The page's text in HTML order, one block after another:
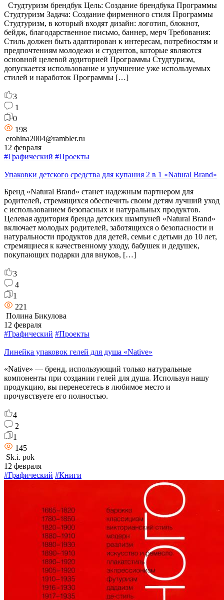
Студтуризм брендбук Цель: Создание брендбука Программы
Студтуризм Задача: Создание фирменного стиля Программы
Студтуризм, в который входят дизайн: логотип, блокнот,
бейдж, благодарственное письмо, баннер, мерч Требования:
Стиль должен быть адаптирован к интересам, потребностям и
предпочтениям молодежи и студентов, которые являются
основной целевой аудиторией Программы Студтуризм,
допускается использование и улучшение уже используемых
стилей и наработок Программы […]
3
1
0
198
erohina2004@rambler.ru
12 февраля
#Графический #Проекты
Упаковки детского средства для купания 2 в 1 «Natural Brand»
Бренд «Natural Brand» станет надежным партнером для
родителей, стремящихся обеспечить своим детям лучший уход
с использованием безопасных и натуральных продуктов.
Целевая аудитория бренда детских шампуней «Natural Brand»
включает молодых родителей, заботящихся о безопасности и
натуральности продуктов для детей, семьи с детьми до 10 лет,
стремящиеся к качественному уходу, бабушек и дедушек,
покупающих подарки для внуков, […]
3
4
1
221
Полина Бикулова
12 февраля
#Графический #Проекты
Линейка упаковок гелей для душа «Native»
«Native» — бренд, использующий только натуральные
компоненты при создании гелей для душа. Используя нашу
продукцию, вы перенесетесь в любимое место и
прочувствуете его полностью.
4
2
1
145
Sk.i. pok
12 февраля
#Графический #Книги